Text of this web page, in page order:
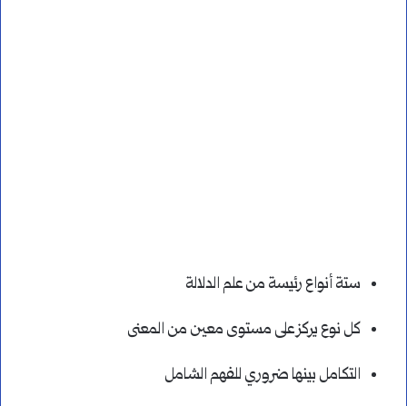
ستة أنواع رئيسة من علم الدلالة
كل نوع يركز على مستوى معين من المعنى
التكامل بينها ضروري للفهم الشامل